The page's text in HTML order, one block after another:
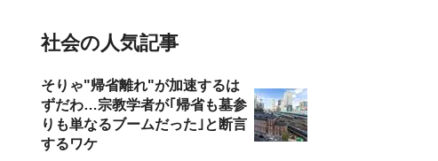
社会の人気記事
そりゃ"帰省離れ"が加速するは
ずだわ…宗教学者が｢帰省も墓参
りも単なるブームだった｣と断言
するワケ